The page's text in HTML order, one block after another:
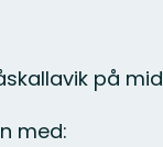
på
med: